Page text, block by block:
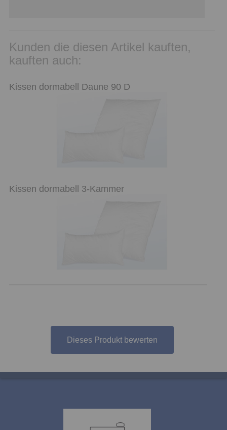
Kunden die diesen Artikel kauften,
kauften auch:
Kissen dormabell Daune 90 D
Kissen dormabell 3-Kammer
Dieses Produkt bewerten